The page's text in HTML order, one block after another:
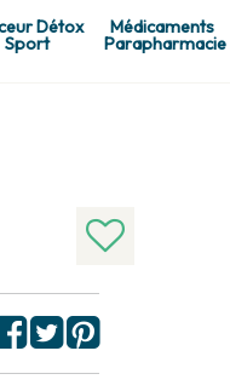
Détox
Sport
Médicaments
Parapharmacie